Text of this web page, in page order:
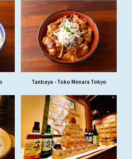
Tanbaya - Toko Menara Tokyo